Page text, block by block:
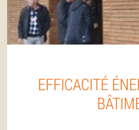
EFFICACITÉ